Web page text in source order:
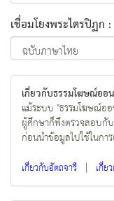
เชื่อมโยงพระไตรปิฏก :
เกี่ยวกับธรรมโฆษณ์ออ
แม้ระบบ "ธรรมโฆษณ์อ
ผู้ศึกษาก็พึงตรวจสอบกั
ก่อนนำข้อมูลไปใช้ในกา
เกี่ยวกับอัตถจารี | เกี่ย